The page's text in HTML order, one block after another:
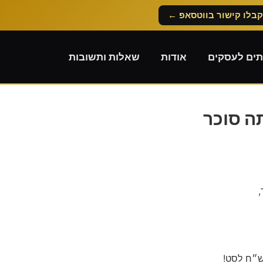
קבלו קישור בווטסאפ ←
לעסקים אודות שאלות ותשובות
סוכר